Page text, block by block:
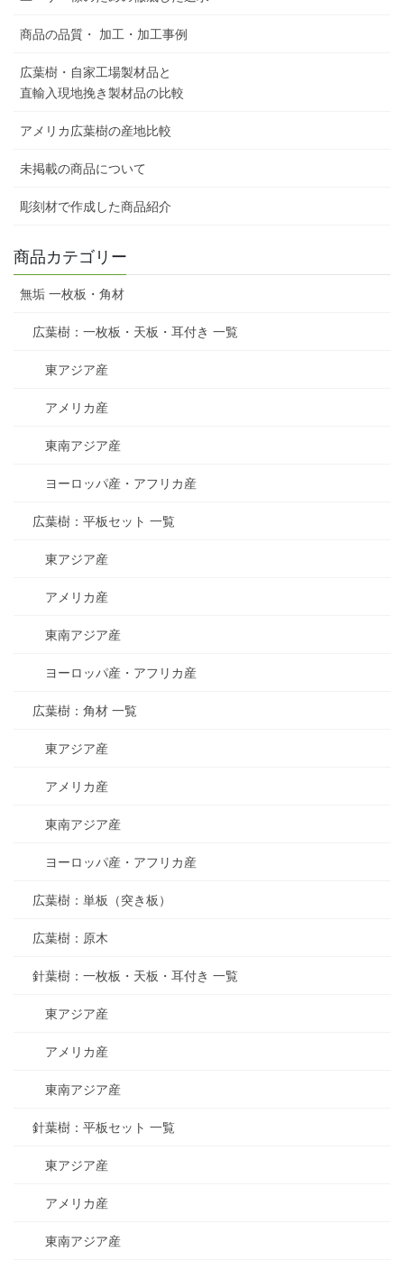
商品の品質・ 加工・加工事例
広葉樹・自家工場製材品と
直輸入現地挽き製材品の比較
アメリカ広葉樹の産地比較
未掲載の商品について
彫刻材で作成した商品紹介
商品カテゴリー
無垢 一枚板・角材
広葉樹：一枚板・天板・耳付き 一覧
東アジア産
アメリカ産
東南アジア産
ヨーロッパ産・アフリカ産
広葉樹：平板セット 一覧
東アジア産
アメリカ産
東南アジア産
ヨーロッパ産・アフリカ産
広葉樹：角材 一覧
東アジア産
アメリカ産
東南アジア産
ヨーロッパ産・アフリカ産
広葉樹：単板（突き板）
広葉樹：原木
針葉樹：一枚板・天板・耳付き 一覧
東アジア産
アメリカ産
東南アジア産
針葉樹：平板セット 一覧
東アジア産
アメリカ産
東南アジア産